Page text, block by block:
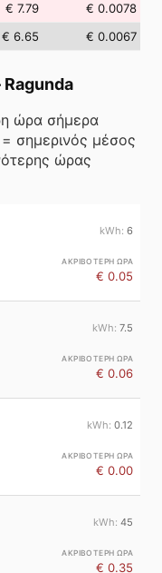
€ 7.79
€ 0.0078
€ 6.65 € 0.0067
Ragunda
ώρα σήμερα
σημερινός μέσος
ώρας
6
€ 0.05
7.5
€ 0.06
0.12
€ 0.00
45
€ 0.35